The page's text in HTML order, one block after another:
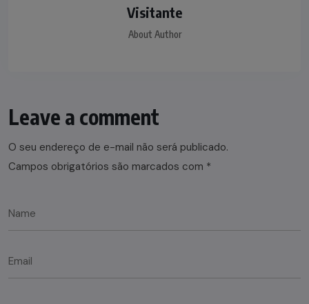
Visitante
About Author
Leave a comment
O seu endereço de e-mail não será publicado.
Campos obrigatórios são marcados com *